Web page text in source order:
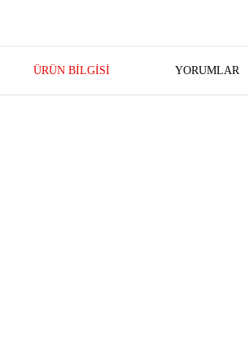
ÜRÜN BILGISI YORUMLAR